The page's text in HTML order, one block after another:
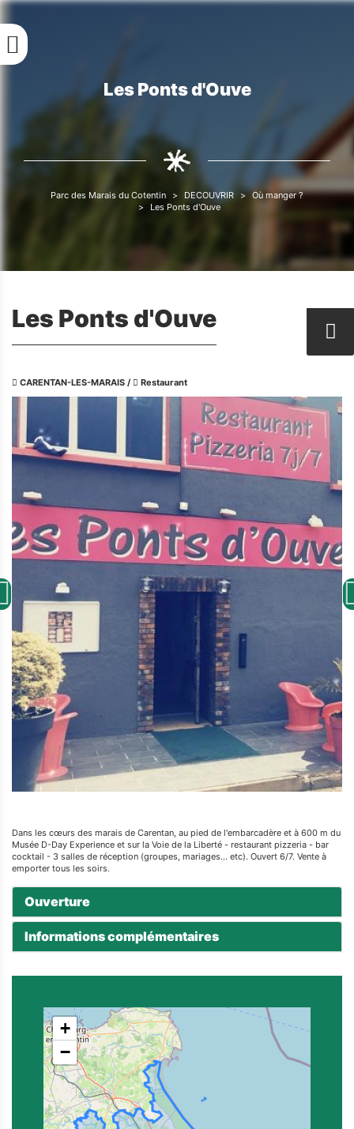
Aller
contenu
principal
Fil
d'Ariane
Les Ponts d'Ouve
d'Ariane
Parc des Marais du Cotentin DECOUVRIR
Où manger ?
Les Ponts d'Ouve
Les Ponts d'Ouve
CARENTAN-LES-MARAIS / Restaurant
Dans les cœurs des marais de Carentan, au pied de l'embarcadère et à 600 m du
Musée D-Day Experience et sur la Voie de la Liberté - restaurant pizzeria - bar
cocktail - 3 salles de réception (groupes, mariages... etc). Ouvert 6/7. Vente à
emporter tous les soirs.
Ouverture
Informations complémentaires
+
−